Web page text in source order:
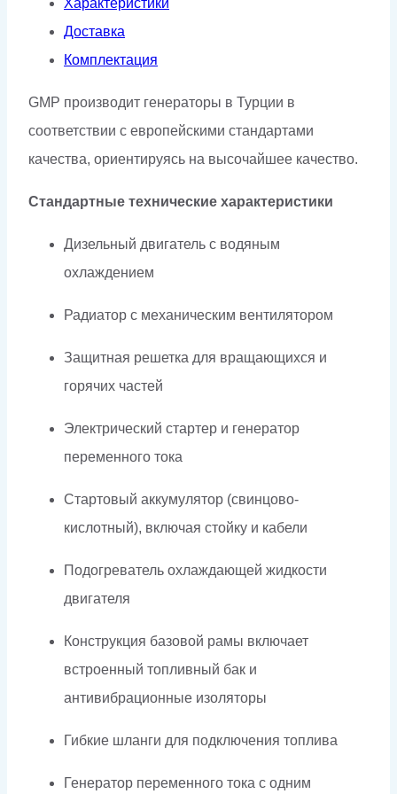
Доставка
Комплектация
GMP производит генераторы в Турции в
соответствии с европейскими стандартами
качества, ориентируясь на высочайшее качество.
Стандартные технические характеристики
Дизельный двигатель с водяным
охлаждением
Радиатор с механическим вентилятором
Защитная решетка для вращающихся и
горячих частей
Электрический стартер и генератор
переменного тока
Стартовый аккумулятор (свинцово-
кислотный), включая стойку и кабели
Подогреватель охлаждающей жидкости
двигателя
Конструкция базовой рамы включает
встроенный топливный бак и
антивибрационные изоляторы
Гибкие шланги для подключения топлива
Генератор переменного тока с одним